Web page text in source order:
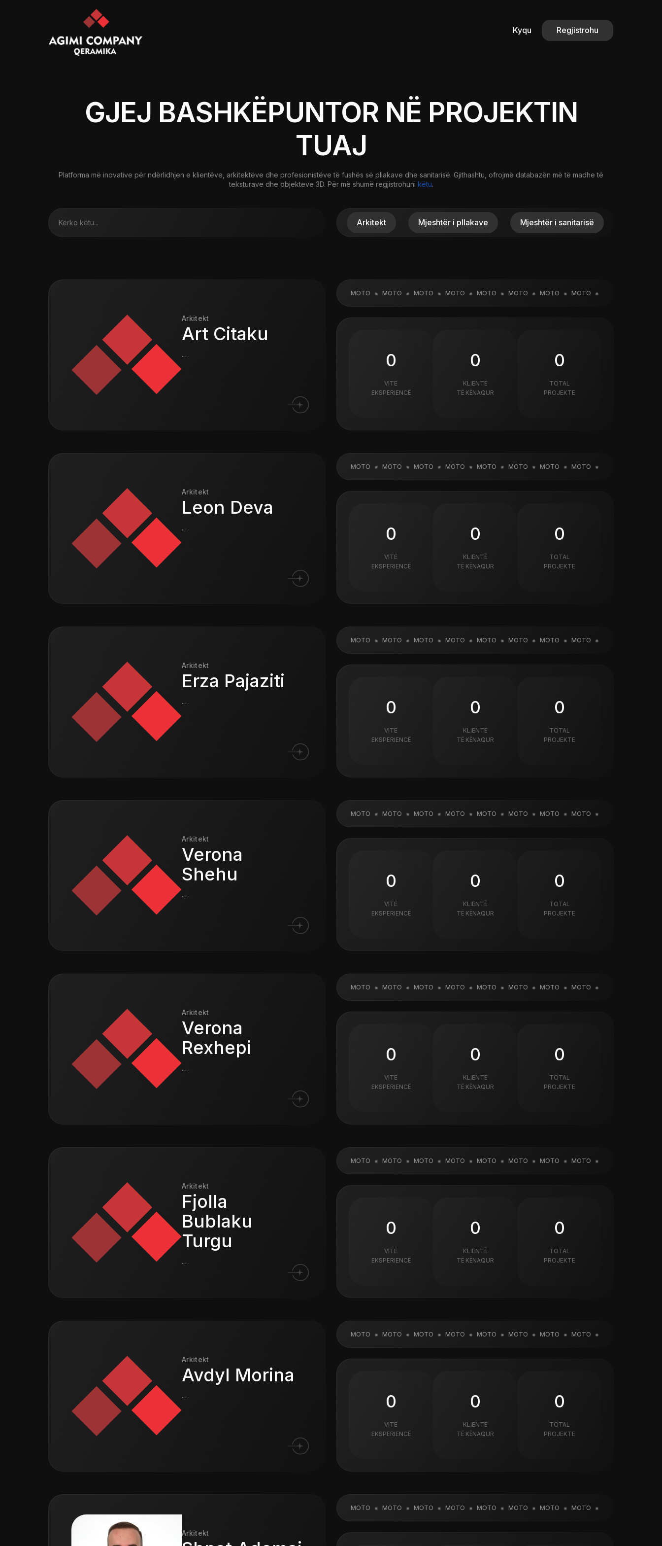
Kyqu Regjistrohu
GJEJ BASHKËPUNTOR NË PROJEKTIN
TUAJ
Platforma më inovative për ndërlidhjen e klientëve, arkitektëve dhe profesionistëve të fushës së pllakave dhe sanitarisë. Gjithashtu, ofrojmë databazën më të madhe të
teksturave dhe objekteve 3D. Për më shumë regjistrohuni këtu.
Arkitekt
Art Citaku
...
MOTO MOTO MOTO MOTO MOTO MOTO MOTO MOTO MOTO
0
VITE
EKSPERIENCË
0
KLIENTË
TË KËNAQUR
0
TOTAL
PROJEKTE
Arkitekt
Leon Deva
...
MOTO MOTO MOTO MOTO MOTO MOTO MOTO MOTO MOTO
0
VITE
EKSPERIENCË
0
KLIENTË
TË KËNAQUR
0
TOTAL
PROJEKTE
Arkitekt
Erza Pajaziti
...
MOTO MOTO MOTO MOTO MOTO MOTO MOTO MOTO MOTO
0
VITE
EKSPERIENCË
0
KLIENTË
TË KËNAQUR
0
TOTAL
PROJEKTE
Arkitekt
Verona
Shehu
...
MOTO MOTO MOTO MOTO MOTO MOTO MOTO MOTO MOTO
0
VITE
EKSPERIENCË
0
KLIENTË
TË KËNAQUR
0
TOTAL
PROJEKTE
Arkitekt
Verona
Rexhepi
...
MOTO MOTO MOTO MOTO MOTO MOTO MOTO MOTO MOTO
0
VITE
EKSPERIENCË
0
KLIENTË
TË KËNAQUR
0
TOTAL
PROJEKTE
Arkitekt
Fjolla
Bublaku
Turgu
...
MOTO MOTO MOTO MOTO MOTO MOTO MOTO MOTO MOTO
0
VITE
EKSPERIENCË
0
KLIENTË
TË KËNAQUR
0
TOTAL
PROJEKTE
Arkitekt
Avdyl Morina
...
MOTO MOTO MOTO MOTO MOTO MOTO MOTO MOTO MOTO
0
VITE
EKSPERIENCË
0
KLIENTË
TË KËNAQUR
0
TOTAL
PROJEKTE
Arkitekt
MOTO MOTO MOTO MOTO MOTO MOTO MOTO MOTO MOTO